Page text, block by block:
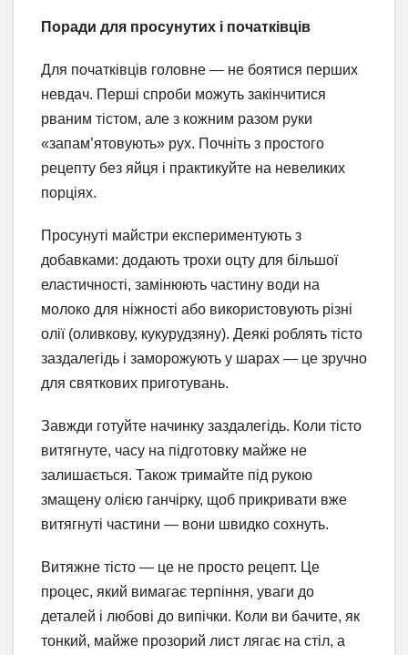
Поради для просунутих і початківців
Для початківців головне — не боятися перших
невдач. Перші спроби можуть закінчитися
рваним тістом, але з кожним разом руки
«запам’ятовують» рух. Почніть з простого
рецепту без яйця і практикуйте на невеликих
порціях.
Просунуті майстри експериментують з
добавками: додають трохи оцту для більшої
еластичності, замінюють частину води на
молоко для ніжності або використовують різні
олії (оливкову, кукурудзяну). Деякі роблять тісто
заздалегідь і заморожують у шарах — це зручно
для святкових приготувань.
Завжди готуйте начинку заздалегідь. Коли тісто
витягнуте, часу на підготовку майже не
залишається. Також тримайте під рукою
змащену олією ганчірку, щоб прикривати вже
витягнуті частини — вони швидко сохнуть.
Витяжне тісто — це не просто рецепт. Це
процес, який вимагає терпіння, уваги до
деталей і любові до випічки. Коли ви бачите, як
тонкий, майже прозорий лист лягає на стіл, а